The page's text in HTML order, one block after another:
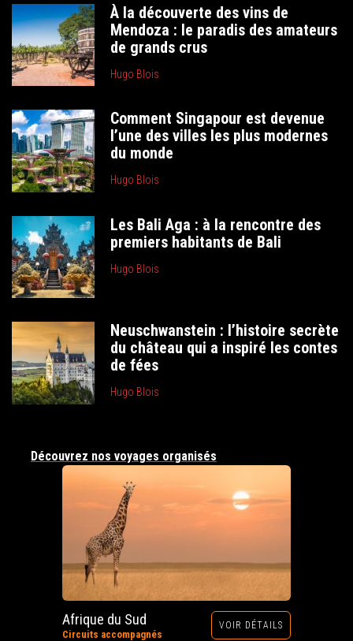
À la découverte des vins de
Mendoza : le paradis des amateurs
de grands crus
Hugo Blois
Comment Singapour est devenue
l’une des villes les plus modernes
du monde
Hugo Blois
Les Bali Aga : à la rencontre des
premiers habitants de Bali
Hugo Blois
Neuschwanstein : l’histoire secrète
du château qui a inspiré les contes
de fées
Hugo Blois
Découvrez nos voyages organisés
Afrique du Sud
Circuits accompagnés
VOIR DÉTAILS